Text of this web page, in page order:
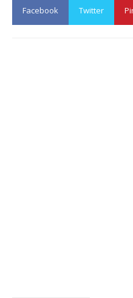
Facebook Twitter